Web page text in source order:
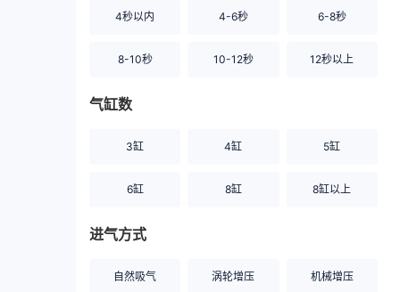
4秒以内 4-6秒 6-8秒
8-10秒 10-12秒 12秒以上
气缸数
3缸 4缸 5缸
6缸 8缸 8缸以上
进气方式
自然吸气 涡轮增压 机械增压